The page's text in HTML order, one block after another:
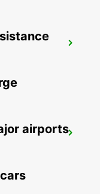
270airports